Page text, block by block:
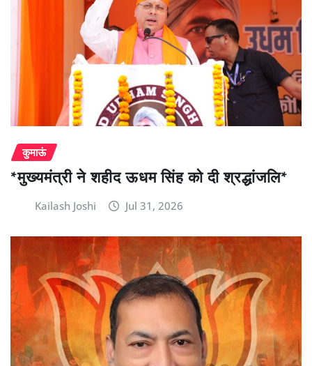
कुमाऊं
*मुख्यमंत्री ने शहीद ऊधम सिंह को दी श्रद्धांजलि*
Kailash Joshi Jul 31, 2026